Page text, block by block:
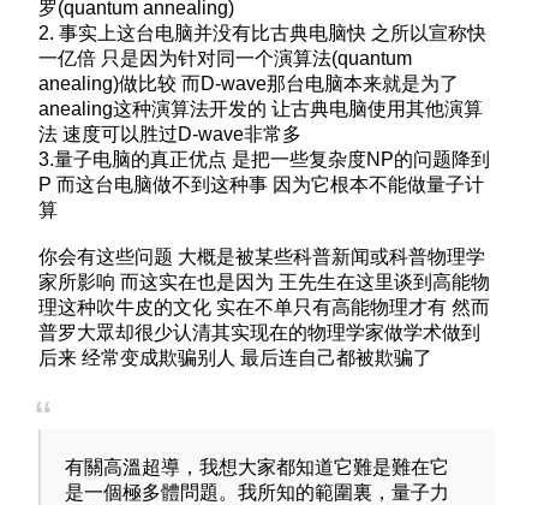
罗(quantum annealing)
2. 事实上这台电脑并没有比古典电脑快 之所以宣称快
一亿倍 只是因为针对同一个演算法(quantum
anealing)做比较 而D-wave那台电脑本来就是为了
anealing这种演算法开发的 让古典电脑使用其他演算
法 速度可以胜过D-wave非常多
3.量子电脑的真正优点 是把一些复杂度NP的问题降到
P 而这台电脑做不到这种事 因为它根本不能做量子计
算
你会有这些问题 大概是被某些科普新闻或科普物理学
家所影响 而这实在也是因为 王先生在这里谈到高能物
理这种吹牛皮的文化 实在不单只有高能物理才有 然而
普罗大眾却很少认清其实现在的物理学家做学术做到
后来 经常变成欺骗别人 最后连自己都被欺骗了
有關高溫超導，我想大家都知道它難是難在它
是一個極多體問題。我所知的範圍裏，量子力